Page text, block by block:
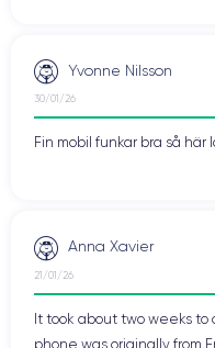
Yvonne Nilsson
30/01/26
Fin mobil funkar bra så
Anna Xavier
21/01/26
It took about two weeks
phone was originally from